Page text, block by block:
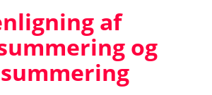
af
og